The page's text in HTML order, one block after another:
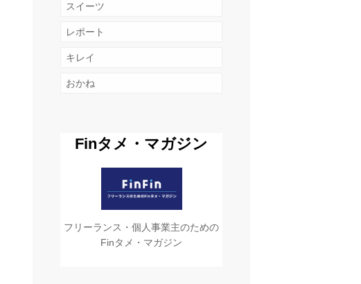
スイーツ
レポート
キレイ
おかね
Finタメ・マガジン
フリーランス・個人事業主のための
Finタメ・マガジン